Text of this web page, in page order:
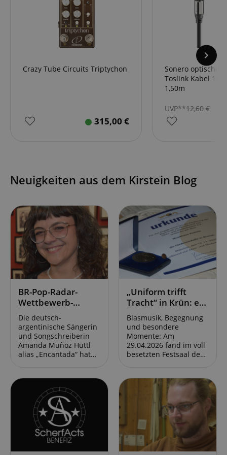
Crazy Tube Circuits Triptychon
315,00 €
Sonero optisches
Toslink Kabel
1,50m
UVP**12,60€
Neuigkeiten aus dem Kirstein Blog
BR-Pop-Radar-
Wettbewerb-
Gewinnerin
Encantada:
„Heimatsound ist
Vielfalt.“
Die deutsch-
argentinische Sängerin
und Songschreiberin
Amanda Muñoz Hüttl
alias „Encantada“ hat
Bayern 2 gewonnen.
Encantada gebührt
damit das Privileg, das
diesjährige
Heimatsound-Festival in
Oberammergau am 31.
Juli 2026 zu eröffnen.
Zudem erhält sie einen
„Uniform trifft
Tracht“ in Krün: es
war uns eine Ehre!
Blasmusik, Begegnung
und besondere
Momente: Am
29.04.2026 fand im voll
besetzten Festsaal des
„Uniform trifft Tracht“
ein Konzert mit dem
Bezirksorchester
Werdenfels und dem
Gebirgsmusikkorps der
Bundeswehr statt. Wir
haben den
abwechslungsreichen